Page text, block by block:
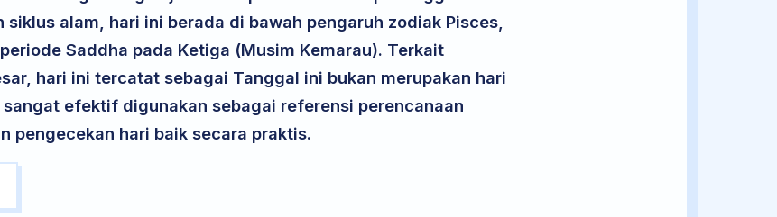
alam, hari ini berada di bawah pengaruh zodiak Pisces,
Saddha pada Ketiga (Musim Kemarau). Terkait
hari ini tercatat sebagai Tanggal ini bukan merupakan hari
efektif digunakan sebagai referensi perencanaan
pengecekan hari baik secara praktis.